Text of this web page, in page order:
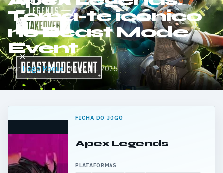
Torna-te icónico
no Beast Mode
Event
Por Tiago Roque Março 21, 2025
FICHA DO JOGO
Apex Legends
PLATAFORMAS